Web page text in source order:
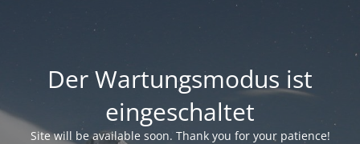
Der Wartungsmodus ist
eingeschaltet
Site will be available soon. Thank you for your patience!